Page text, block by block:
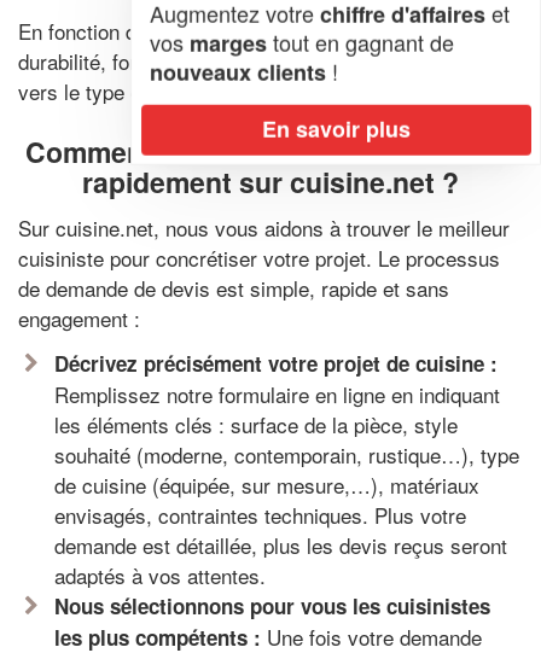
En fonction de vos priorités – budget, esthétique,
durabilité, fonctionnalité – le cuisiniste vous orientera
vers le type de cuisine le plus adapté à votre projet.
Comment obtenir un devis de cuisine
rapidement sur cuisine.net ?
Sur cuisine.net, nous vous aidons à trouver le meilleur
cuisiniste pour concrétiser votre projet. Le processus
de demande de devis est simple, rapide et sans
engagement :
Décrivez précisément votre projet de cuisine :
Remplissez notre formulaire en ligne en indiquant
les éléments clés : surface de la pièce, style
souhaité (moderne, contemporain, rustique…), type
de cuisine (équipée, sur mesure,…), matériaux
envisagés, contraintes techniques. Plus votre
demande est détaillée, plus les devis reçus seront
adaptés à vos attentes.
Nous sélectionnons pour vous les cuisinistes
les plus compétents : Une fois votre demande
Augmentez votrechiffre d'affaireset
vos margestout en gagnant de
nouveaux clients !
En savoir plus